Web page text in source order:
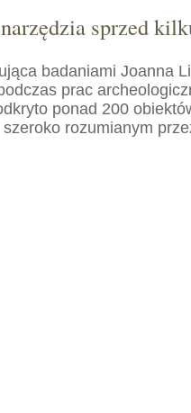
sprzed
badaniami Joanna
prac
ponad 200
rozumianym